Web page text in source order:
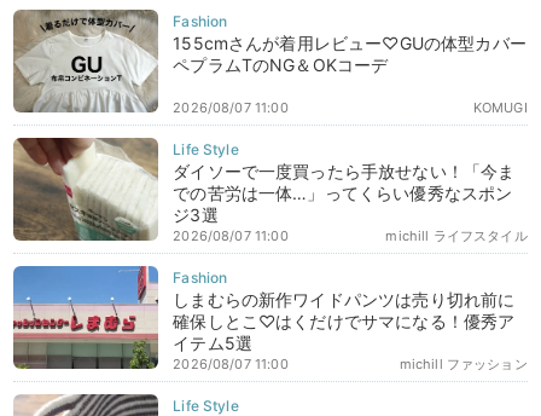
155cmさんが着用レビュー♡GUの体型カバー
ペプラムTのNG＆OKコーデ
KOMUGI
2026/08/07 11:00
ダイソーで一度買ったら手放せない！「今ま
での苦労は一体…」ってくらい優秀なスポン
ジ3選
michill ライフスタイル
2026/08/07 11:00
しまむらの新作ワイドパンツは売り切れ前に
確保しとこ♡はくだけでサマになる！優秀ア
イテム5選
michill ファッション
2026/08/07 11:00